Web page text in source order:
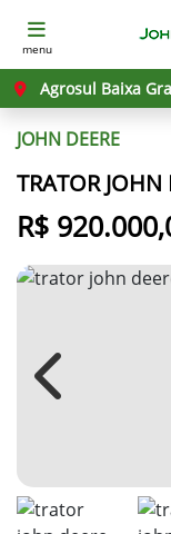
menu
Agrosul Baixa
JOHN DEERE
TRATOR JOHN
R$
Previous